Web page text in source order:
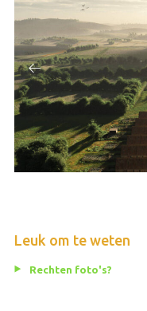
Leuk om te weten
Rechten foto's?